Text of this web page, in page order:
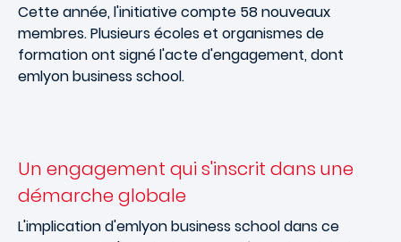
Cette année, l'initiative compte 58 nouveaux
membres. Plusieurs écoles et organismes de
formation ont signé l'acte d'engagement, dont
emlyon business school.
Un engagement qui s'inscrit dans une
démarche globale
L'implication d'emlyon business school dans ce